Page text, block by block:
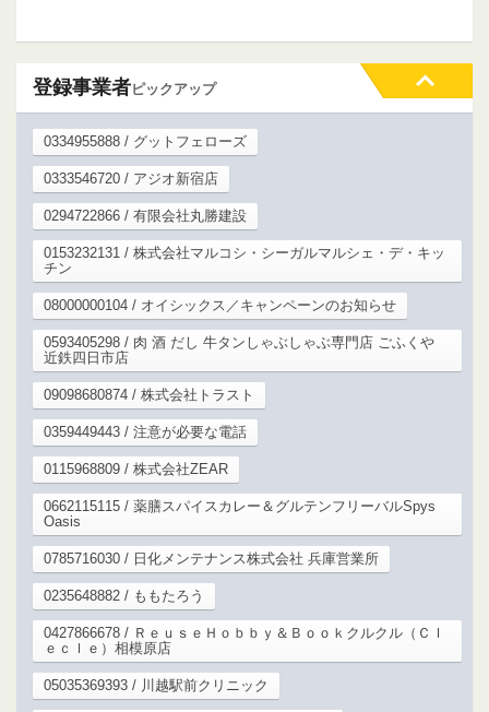
登録事業者ピックアップ
0334955888 / グットフェローズ
0333546720 / アジオ新宿店
0294722866 / 有限会社丸勝建設
0153232131 / 株式会社マルコシ・シーガルマルシェ・デ・キッ
チン
08000000104 / オイシックス／キャンペーンのお知らせ
0593405298 / 肉 酒 だし 牛タンしゃぶしゃぶ専門店 ごふくや
近鉄四日市店
09098680874 / 株式会社トラスト
0359449443 / 注意が必要な電話
0115968809 / 株式会社ZEAR
0662115115 / 薬膳スパイスカレー＆グルテンフリーバルSpys
Oasis
0785716030 / 日化メンテナンス株式会社 兵庫営業所
0235648882 / ももたろう
0427866678 / ＲｅｕｓｅＨｏｂｂｙ＆Ｂｏｏｋクルクル（Ｃｌ
ｅｃｌｅ）相模原店
05035369393 / 川越駅前クリニック